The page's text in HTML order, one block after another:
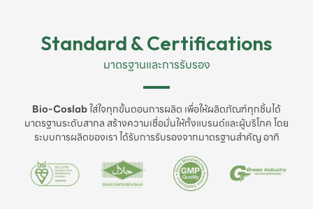
Standard & Certifications
มาตรฐานและการรับรอง
Bio-Coslabใส่ใจทุกขั้นตอนการผลิต เพื่อให้ผลิตภัณฑ์ทุกชิ้นได้
มาตรฐานระดับสากล สร้างความเชื่อมั่นให้ทั้งแบรนด์และผู้บริโภค โดย
ระบบการผลิตของเรา ได้รับการรับรองจากมาตรฐานสำคัญ อาทิ